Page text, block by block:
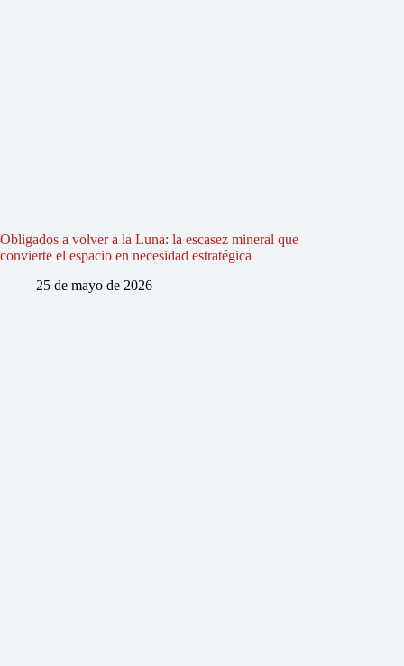
Obligados a volver a la Luna: la escasez mineral que
convierte el espacio en necesidad estratégica
25 de mayo de 2026